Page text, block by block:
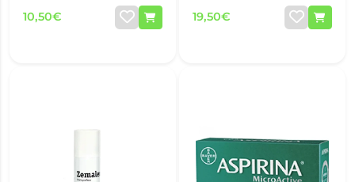
10,50€ 19,50€